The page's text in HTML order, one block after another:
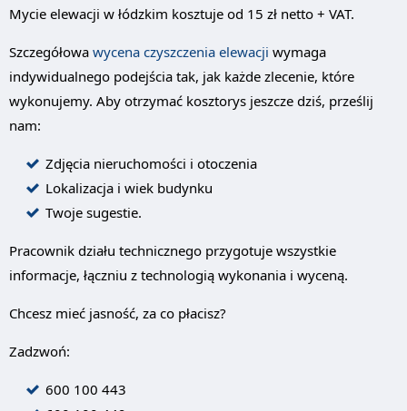
Mycie elewacji w łódzkim kosztuje od 15 zł netto + VAT.
Szczegółowa wycena czyszczenia elewacji wymaga
indywidualnego podejścia tak, jak każde zlecenie, które
wykonujemy. Aby otrzymać kosztorys jeszcze dziś, prześlij
nam:
Zdjęcia nieruchomości i otoczenia
Lokalizacja i wiek budynku
Twoje sugestie.
Pracownik działu technicznego przygotuje wszystkie
informacje, łączniu z technologią wykonania i wyceną.
Chcesz mieć jasność, za co płacisz?
Zadzwoń:
600 100 443